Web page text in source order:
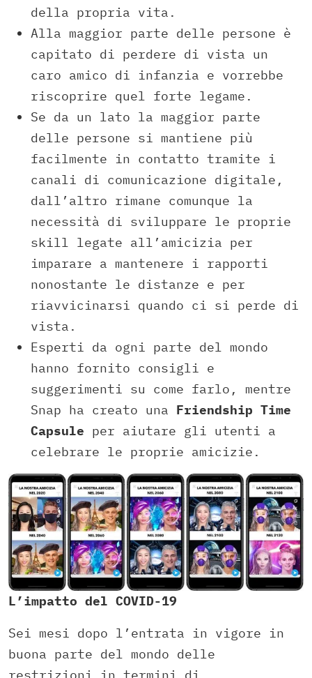
della propria vita.
Alla maggior parte delle persone è
capitato di perdere di vista un
caro amico di infanzia e vorrebbe
riscoprire quel forte legame.
Se da un lato la maggior parte
delle persone si mantiene più
facilmente in contatto tramite i
canali di comunicazione digitale,
dall’altro rimane comunque la
necessità di sviluppare le proprie
skill legate all’amicizia per
imparare a mantenere i rapporti
nonostante le distanze e per
riavvicinarsi quando ci si perde di
vista.
Esperti da ogni parte del mondo
hanno fornito consigli e
suggerimenti su come farlo, mentre
Snap ha creato una Friendship Time
Capsule per aiutare gli utenti a
celebrare le proprie amicizie.
L’impatto del COVID-19
Sei mesi dopo l’entrata in vigore in
buona parte del mondo delle